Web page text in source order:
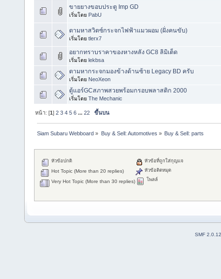
ขายยางขอบประตู Imp GD
เริ่มโดย PabU
ตามหาสวิตซ์กระจกไฟฟ้าแมวผอม (ฝั่งคนขับ)
เริ่มโดย tlerx7
อยากทราบราคาของหางหลัง GC8 ลิมิเต็ด
เริ่มโดย lekbsa
ตามหากระจกมองข้างด้านซ้าย Legacy BD ครับ
เริ่มโดย NeoXeon
ตู้แอร์GCสภาพสวยพร้อมกรอบพลาสติก 2000
เริ่มโดย The Mechanic
หน้า: [1]2 3 4 5 6 ...22 ขึ้นบน
Siam Subaru Webboard » Buy & Sell: Automotives » Buy & Sell: parts
หัวข้อปกติ
Hot Topic (More than 20 replies)
Very Hot Topic (More than 30 replies)
หัวข้อที่ถูกใส่กุญแจ
หัวข้อติดหมุด
โพลล์
SMF 2.0.12